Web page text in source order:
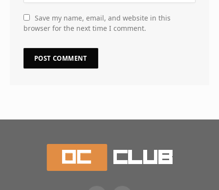
Save my name, email, and website in this
browser for the next time I comment.